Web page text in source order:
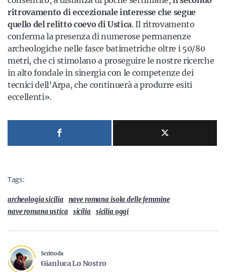
ritrovamento di eccezionale interesse che segue
quello del relitto coevo di Ustica. Il ritrovamento
conferma la presenza di numerose permanenze
archeologiche nelle fasce batimetriche oltre i 50/80
metri, che ci stimolano a proseguire le nostre ricerche
in alto fondale in sinergia con le competenze dei
tecnici dell’Arpa, che continuerà a produrre esiti
eccellenti».
Tags:
archeologia sicilia
nave romana isola delle femmine
nave romana ustica
sicilia sicilia oggi
Scritto da
Gianluca Lo Nostro